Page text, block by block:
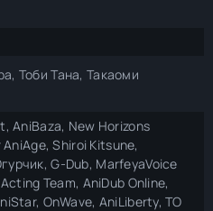
Тоби Тана, Такаоми
AniBaza, New Horizons
Shiroi Kitsune,
G-Dub, MarfeyaVoice
Team, AniDub Online,
OnWave, AniLiberty, ТО